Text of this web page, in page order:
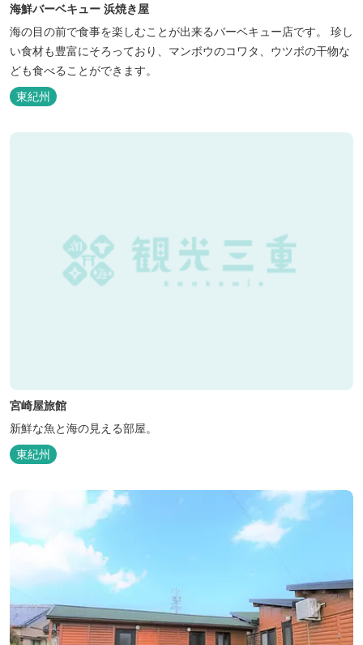
海鮮バーベキュー 浜焼き屋
海の目の前で食事を楽しむことが出来るバーベキュー店です。 珍し
い食材も豊富にそろっており、マンボウのコワタ、ウツボの干物な
ども食べることができます。
東紀州
宮崎屋旅館
新鮮な魚と海の見える部屋。
東紀州